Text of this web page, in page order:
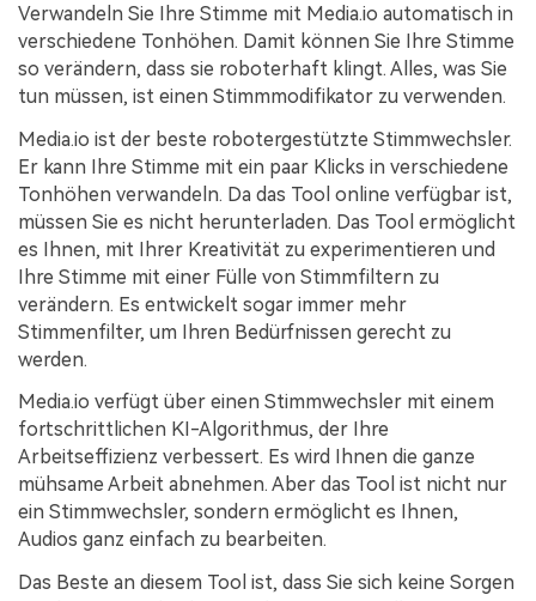
Verwandeln Sie Ihre Stimme mit Media.io automatisch in
verschiedene Tonhöhen. Damit können Sie Ihre Stimme
so verändern, dass sie roboterhaft klingt. Alles, was Sie
tun müssen, ist einen Stimmmodifikator zu verwenden.
Media.io ist der beste robotergestützte Stimmwechsler.
Er kann Ihre Stimme mit ein paar Klicks in verschiedene
Tonhöhen verwandeln. Da das Tool online verfügbar ist,
müssen Sie es nicht herunterladen. Das Tool ermöglicht
es Ihnen, mit Ihrer Kreativität zu experimentieren und
Ihre Stimme mit einer Fülle von Stimmfiltern zu
verändern. Es entwickelt sogar immer mehr
Stimmenfilter, um Ihren Bedürfnissen gerecht zu
werden.
Media.io verfügt über einen Stimmwechsler mit einem
fortschrittlichen KI-Algorithmus, der Ihre
Arbeitseffizienz verbessert. Es wird Ihnen die ganze
mühsame Arbeit abnehmen. Aber das Tool ist nicht nur
ein Stimmwechsler, sondern ermöglicht es Ihnen,
Audios ganz einfach zu bearbeiten.
Das Beste an diesem Tool ist, dass Sie sich keine Sorgen